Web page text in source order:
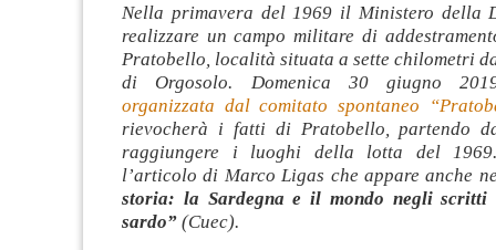
Nella primavera del 1969 il Ministero della
realizzare un campo militare di
Pratobello, località situata a sette chilometri
di Orgosolo. Domenica 30 giugno
organizzata dal comitato spontaneo
rievocherà i fatti di Pratobello, partendo
raggiungere i luoghi della lotta del
l’articolo di Marco Ligas che appare anche
storia: la Sardegna e il mondo negli scritti
sardo” (Cuec).